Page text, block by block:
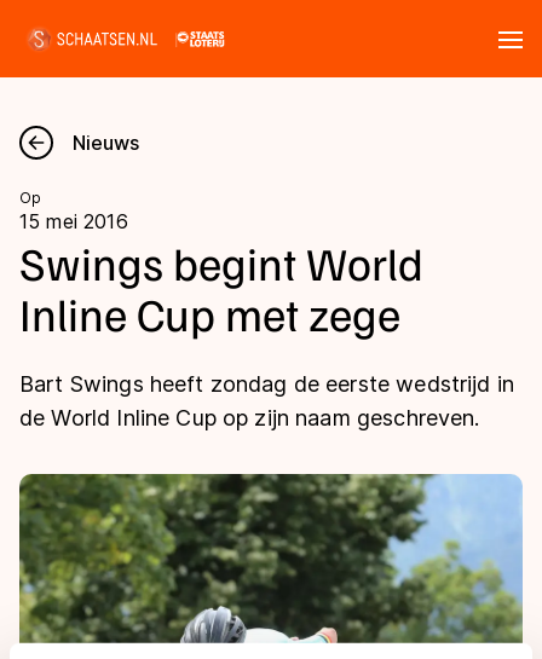
Nieuws
Kalender
Disciplines
Langebaan
Inlineskaten
Kunstschaatsen
Schoonrijden
Natuurijs
Uitslagen
Shorttrack
Marathon
Inlineskaten
Kunstschaatsen
Tijden & historie
Ranglijsten Langebaan
Persoonlijke records & tijden
Historie & statistiek
De weg op
Inschrijven wedstrijden
Algemene Nederlandse Schaatstijd
Schaatsfans
Nieuws
Op
15 mei 2016
Swings begint World
Inline Cup met zege
Bart Swings heeft zondag de eerste wedstrijd in
de World Inline Cup op zijn naam geschreven.